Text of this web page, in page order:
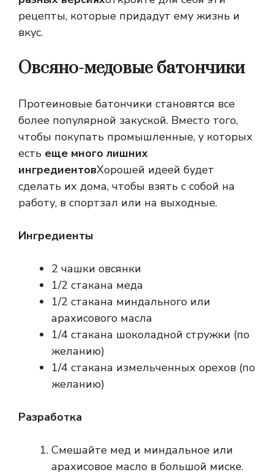
рецепты, которые придадут ему жизнь и
вкус.
Овсяно-медовые батончики
Протеиновые батончики становятся все
более популярной закуской. Вместо того,
чтобы покупать промышленные, у которых
есть еще много лишних
ингредиентовХорошей идеей будет
сделать их дома, чтобы взять с собой на
работу, в спортзал или на выходные.
Ингредиенты
2 чашки овсянки
1/2 стакана меда
1/2 стакана миндального или
арахисового масла
1/4 стакана шоколадной стружки (по
желанию)
1/4 стакана измельченных орехов (по
желанию)
Разработка
Смешайте мед и миндальное или
арахисовое масло в большой миске.